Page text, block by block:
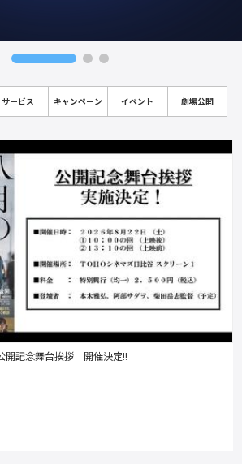
サービス キャンペーン イベント 劇場公開
開記念舞台挨拶 開催決定!!